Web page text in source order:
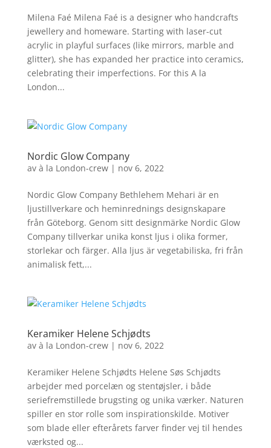
Milena Faé Milena Faé is a designer who handcrafts
jewellery and homeware. Starting with laser-cut
acrylic in playful surfaces (like mirrors, marble and
glitter), she has expanded her practice into ceramics,
celebrating their imperfections. For this A la
London...
Nordic Glow Company
av à la London-crew| nov 6, 2022
Nordic Glow Company Bethlehem Mehari är en
ljustillverkare och heminrednings designskapare
från Göteborg. Genom sitt designmärke Nordic Glow
Company tillverkar unika konst ljus i olika former,
storlekar och färger. Alla ljus är vegetabiliska, fri från
animalisk fett,...
Keramiker Helene Schjødts
av à la London-crew| nov 6, 2022
Keramiker Helene Schjødts Helene Søs Schjødts
arbejder med porcelæn og stentøjsler, i både
seriefremstillede brugsting og unika værker. Naturen
spiller en stor rolle som inspirationskilde. Motiver
som blade eller efterårets farver finder vej til hendes
værksted og...